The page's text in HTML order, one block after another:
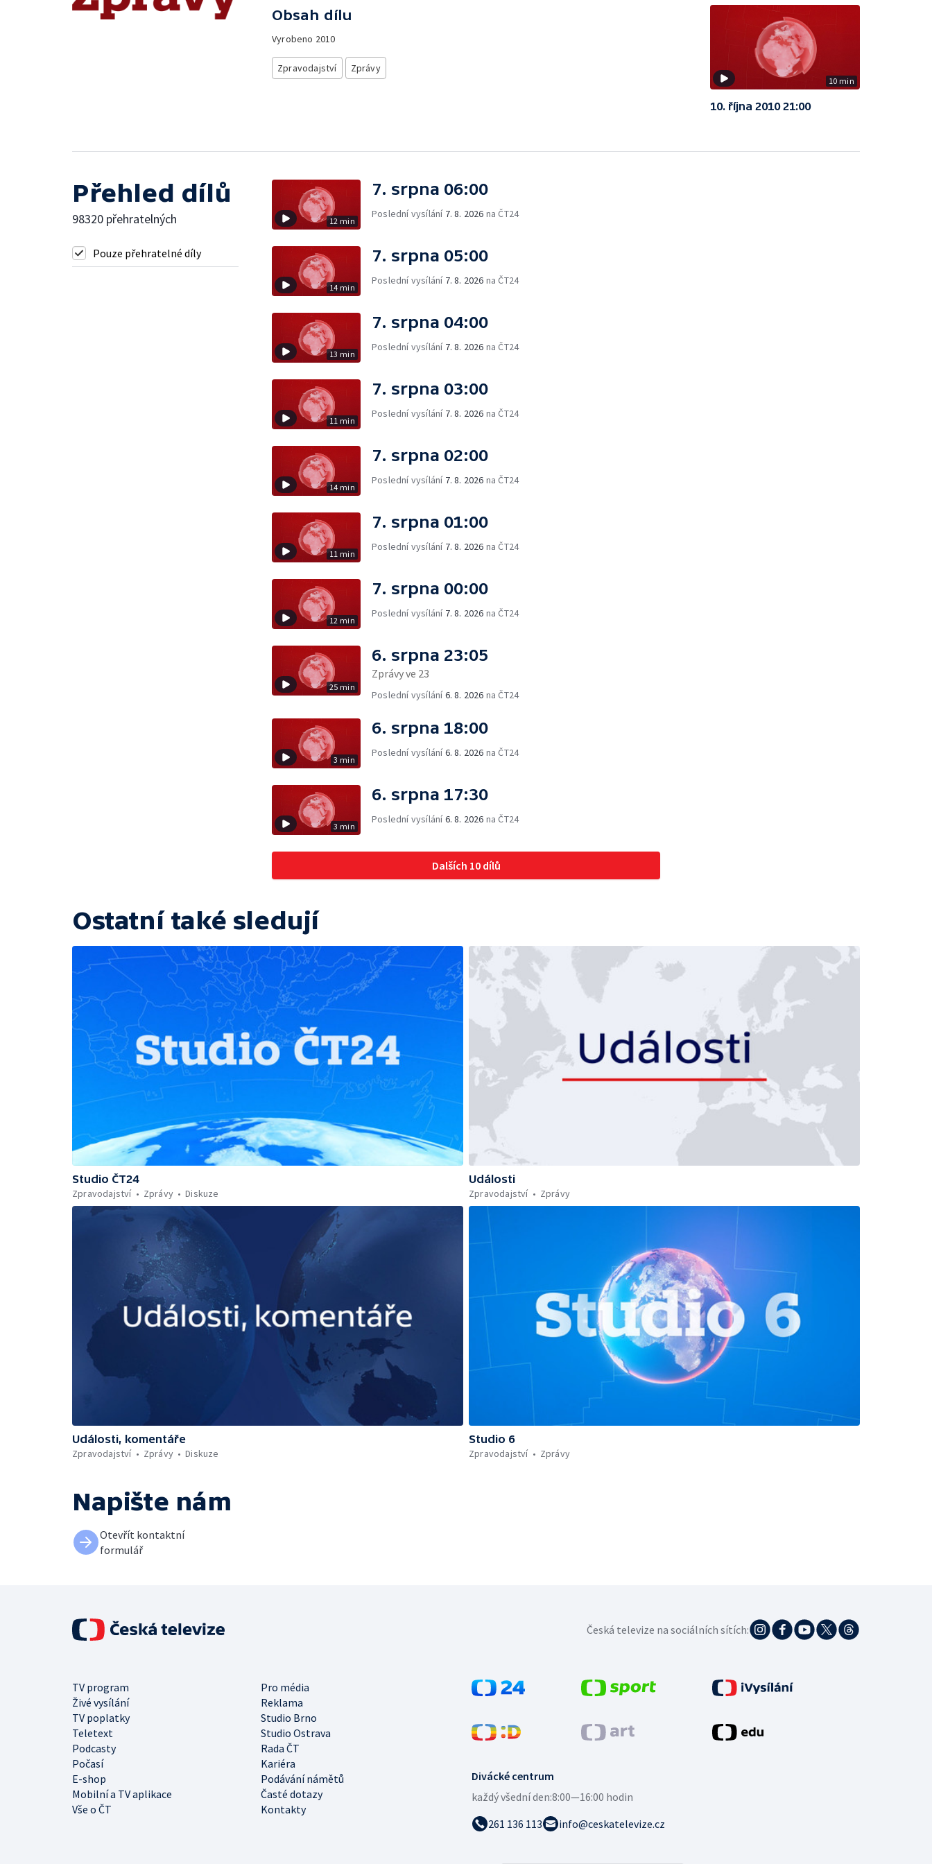
Obsah dílu
Vyrobeno 2010
Zpravodajství Zprávy
10 min
10. října 2010 21:00
Přehled dílů
98320 přehratelných
Pouze přehratelné díly
12 min
7. srpna 06:00
Poslední vysílání 7. 8. 2026 na ČT24
14 min
7. srpna 05:00
Poslední vysílání 7. 8. 2026 na ČT24
13 min
7. srpna 04:00
Poslední vysílání 7. 8. 2026 na ČT24
11 min
7. srpna 03:00
Poslední vysílání 7. 8. 2026 na ČT24
14 min
7. srpna 02:00
Poslední vysílání 7. 8. 2026 na ČT24
11 min
7. srpna 01:00
Poslední vysílání 7. 8. 2026 na ČT24
12 min
7. srpna 00:00
Poslední vysílání 7. 8. 2026 na ČT24
25 min
6. srpna 23:05
Zprávy ve 23
Poslední vysílání6. 8. 2026 na ČT24
3 min
6. srpna 18:00
Poslední vysílání6. 8. 2026 na ČT24
3 min
6. srpna 17:30
Poslední vysílání6. 8. 2026 na ČT24
Dalších 10 dílů
Ostatní také sledují
Studio ČT24
Zpravodajství
Zprávy Diskuze
Události
Zpravodajství
Zprávy
Události, komentáře
Zpravodajství
Zprávy Diskuze
Studio 6
Zpravodajství
Zprávy
Napište nám
Otevřít kontaktní
formulář
Divácké centrum
každý všední den:8:00—16:00 hodin
261 136 113
info@ceskatelevize.cz
TV program
Pro média
Živé vysílání
Reklama
TV poplatky
Studio Brno
Teletext
Studio Ostrava
Podcasty
Rada ČT
Počasí
Kariéra
E-shop
Podávání námětů
Mobilní a TV aplikace
Časté dotazy
Vše o ČT
Kontakty
Česká televize na sociálních sítích: